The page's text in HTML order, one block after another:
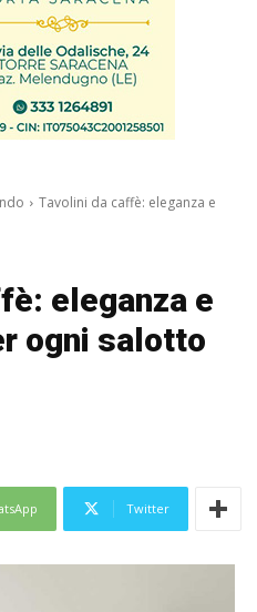
Tavolini da caffè: eleganza e
eleganza e
ogni salotto
Twitter